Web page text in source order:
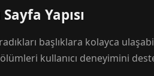
Yapısı
başlıklara kolayca
kullanıcı deneyimini